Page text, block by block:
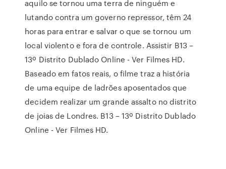
aquilo se tornou uma terra de ninguém e
lutando contra um governo repressor, têm 24
horas para entrar e salvar o que se tornou um
local violento e fora de controle. Assistir B13 –
13º Distrito Dublado Online - Ver Filmes HD.
Baseado em fatos reais, o filme traz a história
de uma equipe de ladrões aposentados que
decidem realizar um grande assalto no distrito
de joias de Londres. B13 – 13º Distrito Dublado
Online - Ver Filmes HD.